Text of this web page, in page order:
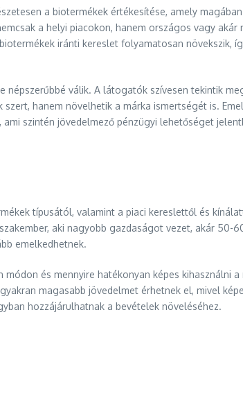
a biotermékek értékesítése, amely
a helyi piacokon, hanem országos vagy akár
iránti kereslet folyamatosan növekszik,
válik. A látogatók szívesen tekintik
hanem növelhetik a márka ismertségét is.
szintén jövedelmező pénzügyi lehetőséget
típusától, valamint a piaci kereslettől és
aki nagyobb gazdaságot vezet, akár 50-
emelkedhetnek.
és mennyire hatékonyan képes kihasználni
magasabb jövedelmet érhetnek el, mivel
hozzájárulhatnak a bevételek növeléséhez.